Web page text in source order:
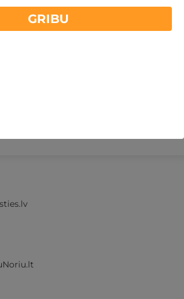
apkalpošanas un administrācijas
GRIBU